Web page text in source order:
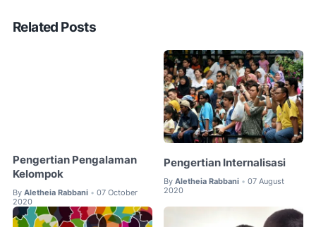
Related Posts
Pengertian Pengalaman
Kelompok
By Aletheia Rabbani • 07 October
2020
Pengertian Internalisasi
By Aletheia Rabbani • 07 August
2020